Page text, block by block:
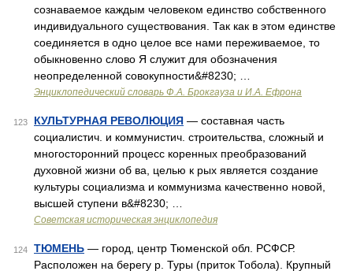
сознаваемое каждым человеком единство собственного
индивидуального существования. Так как в этом единстве
соединяется в одно целое все нами переживаемое, то
обыкновенно слово Я служит для обозначения
неопределенной совокупности&#8230; …
Энциклопедический словарь Ф.А. Брокгауза и И.А. Ефрона
123 КУЛЬТУРНАЯ РЕВОЛЮЦИЯ — составная часть
социалистич. и коммунистич. строительства, сложный и
многосторонний процесс коренных преобразований
духовной жизни об ва, целью к рых является создание
культуры социализма и коммунизма качественно новой,
высшей ступени в&#8230; …
Советская историческая энциклопедия
124 ТЮМЕНЬ — город, центр Тюменской обл. РСФСР.
Расположен на берегу р. Туры (приток Тобола). Крупный